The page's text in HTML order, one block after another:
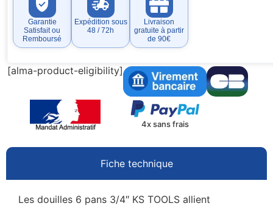
Garantie
Satisfait ou
Remboursé
Expédition sous
48 / 72h
Livraison
gratuite à partir
de 90€
[alma-product-eligibility]
4x sans frais
Fiche technique
Les douilles 6 pans 3/4″ KS TOOLS allient